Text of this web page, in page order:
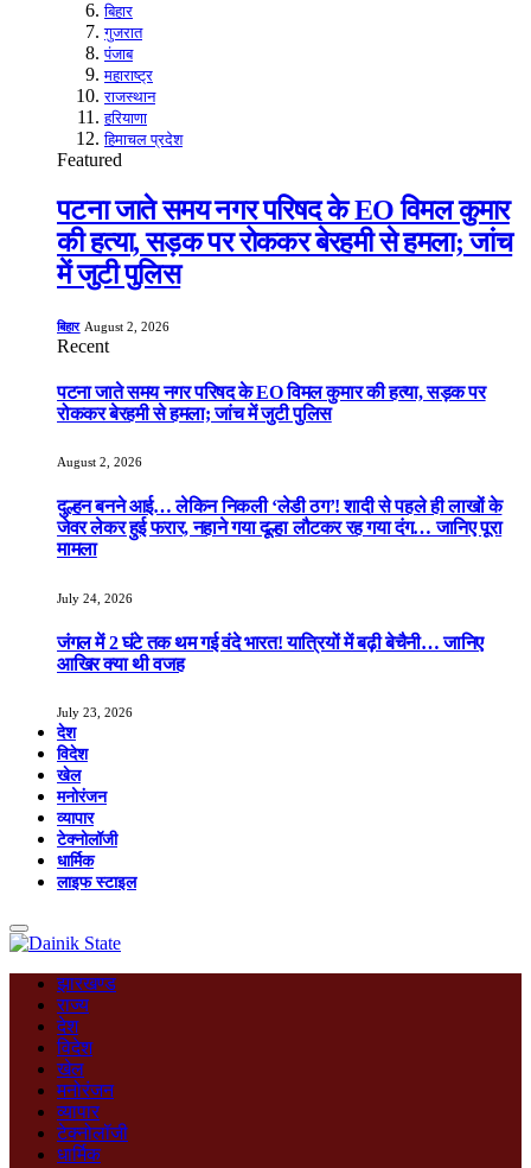
बिहार
गुजरात
पंजाब
महाराष्ट्र
राजस्थान
हरियाणा
हिमाचल प्रदेश
Featured
पटना जाते समय नगर परिषद के EO विमल कुमार
की हत्या, सड़क पर रोककर बेरहमी से हमला; जांच
में जुटी पुलिस
बिहार August 2, 2026
Recent
पटना जाते समय नगर परिषद के EO विमल कुमार की हत्या, सड़क पर
रोककर बेरहमी से हमला; जांच में जुटी पुलिस
August 2, 2026
दुल्हन बनने आई… लेकिन निकली ‘लेडी ठग’! शादी से पहले ही लाखों के
जेवर लेकर हुई फरार, नहाने गया दूल्हा लौटकर रह गया दंग… जानिए पूरा
मामला
July 24, 2026
जंगल में 2 घंटे तक थम गई वंदे भारत! यात्रियों में बढ़ी बेचैनी… जानिए
आखिर क्या थी वजह
July 23, 2026
देश
विदेश
खेल
मनोरंजन
व्यापार
टेक्नोलॉजी
धार्मिक
लाइफ स्टाइल
झारखण्ड
राज्य
देश
विदेश
खेल
मनोरंजन
व्यापार
टेक्नोलॉजी
धार्मिक